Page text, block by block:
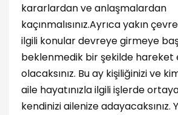
kararlardan ve anlaşmalardan
kaçınmalısınız.Ayrıca yakın
ilgili konular devreye girmeye
beklenmedik bir şekilde hareket
olacaksınız. Bu ay kişiliğinizi ve
aile hayatınızla ilgili işlerde
kendinizi ailenize adayacaksınız.